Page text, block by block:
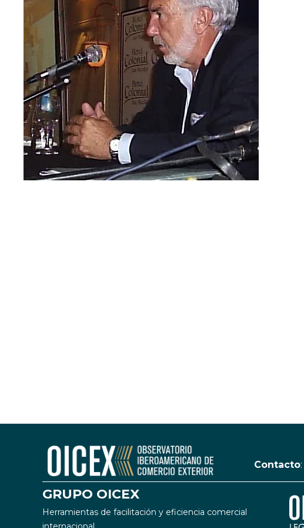
Contacto:
GRUPO OICEX
Herramientas de facilitación y eficiencia comercial